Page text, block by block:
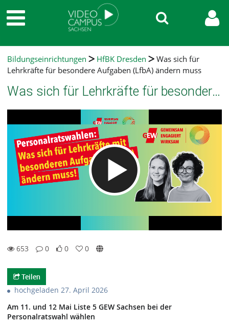
Bildungseinrichtungen HfBK Dresden
Was sich für
Lehrkräfte für besondere Aufgaben (LfbA) ändern muss
Was sich für Lehrkräfte für besondere Aufgaben (LfbA) ändern muss
653
0
0
0
Teilen
hochgeladen 27. April 2026
Am 11. und 12 Mai Liste 5 GEW Sachsen bei der
Personalratswahl wählen